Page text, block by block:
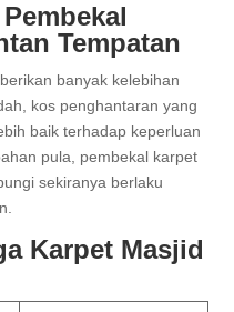
Tempatan
banyak kelebihan
kos penghantaran yang
baik terhadap keperluan
pula, pembekal karpet
sekiranya berlaku
Karpet Masjid